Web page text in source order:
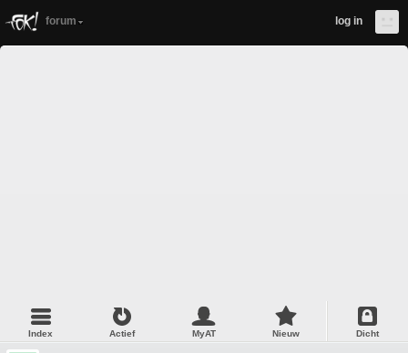
forum log in
Index Actief MyAT Nieuw Dicht